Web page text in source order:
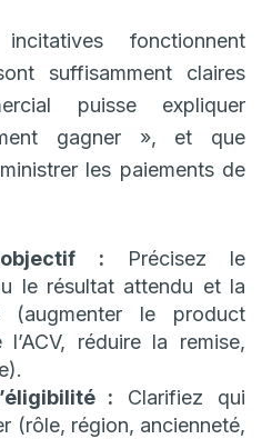
fonctionnent
suffisamment claires
puisse expliquer
gagner », et que
les paiements de
: Précisez le
le résultat attendu et la
(augmenter le product
réduire la remise,
: Clarifiez qui
(rôle, région, ancienneté,